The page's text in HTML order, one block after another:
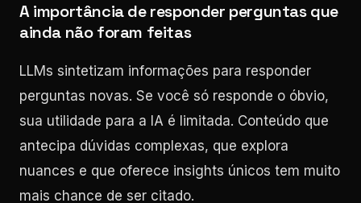
A importância de responder perguntas que
ainda não foram feitas
LLMs sintetizam informações para responder
perguntas novas. Se você só responde o óbvio,
sua utilidade para a IA é limitada. Conteúdo que
antecipa dúvidas complexas, que explora
nuances e que oferece insights únicos tem muito
mais chance de ser citado.